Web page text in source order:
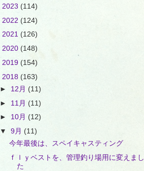
2023 (114)
2022 (124)
2021 (126)
2020 (148)
2019 (154)
2018 (163)
► 12月(11)
► 11月(11)
► 10月(12)
▼9月 (11)
今年最後は、スペイキャスティング
ｆｌｙベストを、管理釣り場用に変えまし
た